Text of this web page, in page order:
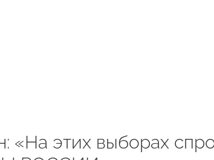
«На этих выборах